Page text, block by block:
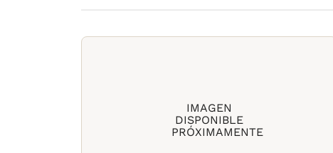
IMAGEN
DISPONIBLE
PRÓXIMAMENTE